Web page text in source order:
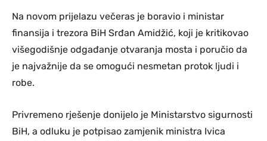
Na novom prijelazu večeras je boravio i ministar
finansija i trezora BiH Srđan Amidžić, koji je kritikovao
višegodišnje odgađanje otvaranja mosta i poručio da
je najvažnije da se omogući nesmetan protok ljudi i
robe.
Privremeno rješenje donijelo je Ministarstvo sigurnosti
BiH, a odluku je potpisao zamjenik ministra Ivica